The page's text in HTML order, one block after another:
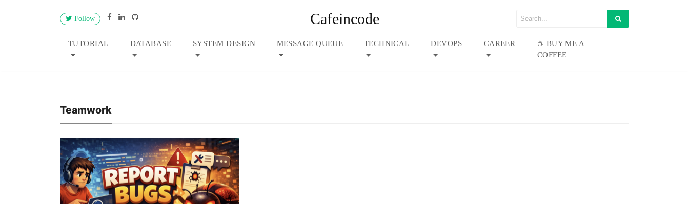
Follow Cafeincode
TUTORIAL DATABASE SYSTEM DESIGN MESSAGE QUEUE TECHNICAL DEVOPS CAREER
☕ BUY ME A
COFFEE
Teamwork